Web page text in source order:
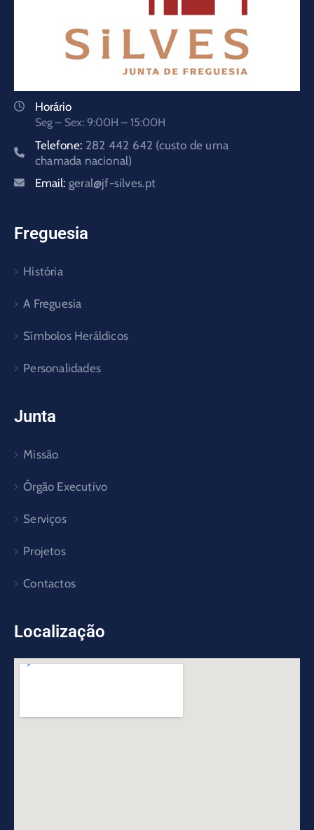
Horário
Seg – Sex: 9:00H – 15:00H
Telefone: 282 442 642 (custo de uma
chamada nacional)
Email: geral@jf-silves.pt
Freguesia
História
A Freguesia
Símbolos Heráldicos
Personalidades
Junta
Missão
Órgão Executivo
Serviços
Projetos
Contactos
Localização